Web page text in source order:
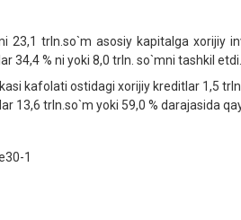
23,1 trln.so`m asosiy kapitalga xorijiy
34,4 % ni yoki 8,0 trln. so`mni tashkil etdi.
kafolati ostidagi xorijiy kreditlar 1,5
13,6 trln.so`m yoki 59,0 % darajasida